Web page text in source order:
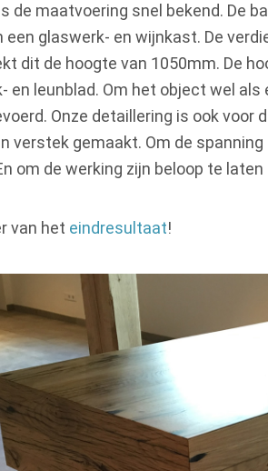
de maatvoering snel bekend. De
een glaswerk- en wijnkast. De
dit de hoogte van 1050mm. De
en leunblad. Om het object wel
Onze detaillering is ook voor
verstek gemaakt. Om de
om de werking zijn beloop te
van het eindresultaat!